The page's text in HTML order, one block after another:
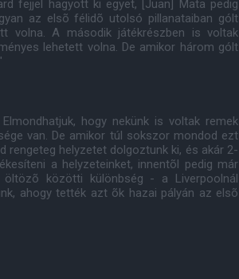
fejjel hagyott ki egyet, [Juan] Mata pedig
az elsõ félidõ utolsó pillanataiban gólt
volna. A második játékrészben is voltak
lehetett volna. De amikor három gólt
hogy nekünk is voltak remek
van. De amikor túl sokszor mondod ezt
rengeteg helyzetet dolgoztunk ki, és akár 2-
a helyzeteinket, innentõl pedig már
közötti különbség - a Liverpoolnál
ahogy tették azt õk hazai pályán az elsõ